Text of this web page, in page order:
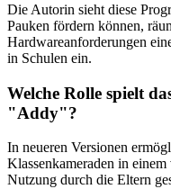
Die Autorin sieht diese
Pauken fördern können,
Hardwareanforderungen
in Schulen ein.
Welche Rolle spielt
"Addy"?
In neueren Versionen
Klassenkameraden in
Nutzung durch die Eltern